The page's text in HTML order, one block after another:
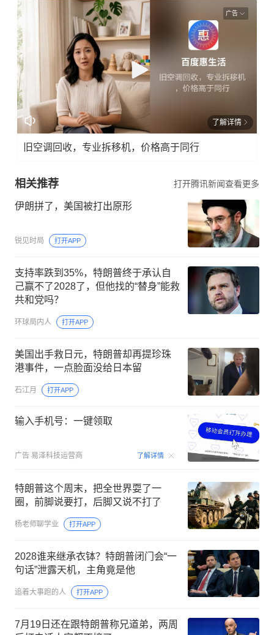
广告
了解详情
旧空调回收，专业拆移机，价格高于同行
相关推荐 打开腾讯新闻查看更多
伊朗拼了，美国被打出原形
锐见时局 打开APP
支持率跌到35%，特朗普终于承认自
己赢不了2028了，但他找的“替身”能救
共和党吗？
环球局内人 打开APP
美国出手救日元，特朗普却再提珍珠
港事件，一点脸面没给日本留
石江月 打开APP
输入手机号：一键领取
广告 易泽科技运营商 了解详情 00:15
特朗普这个周末，把全世界耍了一
圈，前脚说要打，后脚又说不打了
杨老师聊学业 打开APP
2028谁来继承衣钵？特朗普闭门会“一
句话”泄露天机，主角竟是他
追着大事跑的人 打开APP
7月19日还在跟特朗普称兄道弟，两周